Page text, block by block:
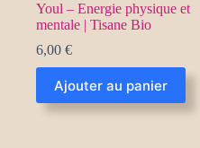
Youl – Energie physique et
mentale | Tisane Bio
6,00 €
Ajouter au panier